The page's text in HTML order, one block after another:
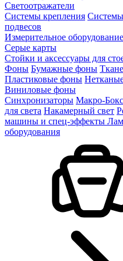
Светоотражатели
Системы крепления
подвесов
Измерительное оборудование
Серые карты
Стойки и аксессуары для
Фоны Бумажные фоны
Пластиковые фоны
Виниловые фоны
Синхронизаторы Макро-
для света Накамерный свет
машины и спец-эффекты
оборудования